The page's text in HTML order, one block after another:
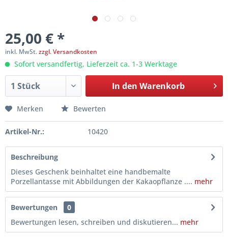
25,00 € *
inkl. MwSt.zzgl. Versandkosten
Sofort versandfertig, Lieferzeit ca. 1-3 Werktage
In den Warenkorb
Merken Bewerten
Artikel-Nr.: 10420
Beschreibung
Dieses Geschenk beinhaltet eine handbemalte
Porzellantasse mit Abbildungen der Kakaopflanze .... mehr
Bewertungen
0
Bewertungen lesen, schreiben und diskutieren... mehr